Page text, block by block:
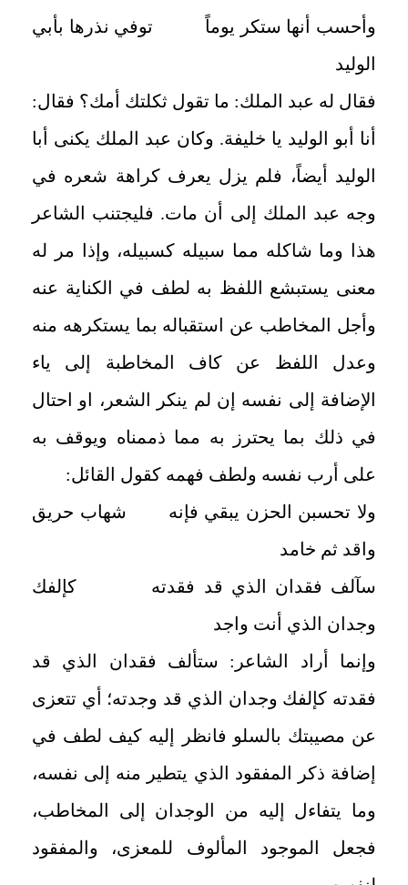
وأحسب أنها ستكر يوماً توفي نذرها بأبي
الوليد
فقال له عبد الملك: ما تقول ثكلتك أمك؟ فقال:
أنا أبو الوليد يا خليفة. وكان عبد الملك يكنى أبا
الوليد أيضاً، فلم يزل يعرف كراهة شعره في
وجه عبد الملك إلى أن مات. فليجتنب الشاعر
هذا وما شاكله مما سبيله كسبيله، وإذا مر له
معنى يستبشع اللفظ به لطف في الكناية عنه
وأجل المخاطب عن استقباله بما يستكرهه منه
وعدل اللفظ عن كاف المخاطبة إلى ياء
الإضافة إلى نفسه إن لم ينكر الشعر، او احتال
في ذلك بما يحترز به مما ذممناه ويوقف به
على أرب نفسه ولطف فهمه كقول القائل:
ولا تحسبن الحزن يبقي فإنه شهاب حريق
واقد ثم خامد
سآلف فقدان الذي قد فقدته كإلفك
وجدان الذي أنت واجد
وإنما أراد الشاعر: ستألف فقدان الذي قد
فقدته كإلفك وجدان الذي قد وجدته؛ أي تتعزى
عن مصيبتك بالسلو فانظر إليه كيف لطف في
إضافة ذكر المفقود الذي يتطير منه إلى نفسه،
وما يتفاءل إليه من الوجدان إلى المخاطب،
فجعل الموجود المألوف للمعزى، والمفقود